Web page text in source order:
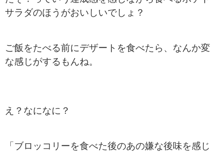
サラダのほうがおいしいでしょ？
ご飯をたべる前にデザートを食べたら、なんか変
な感じがするもんね。
え？なになに？
「ブロッコリーを食べた後のあの嫌な後味を感じ